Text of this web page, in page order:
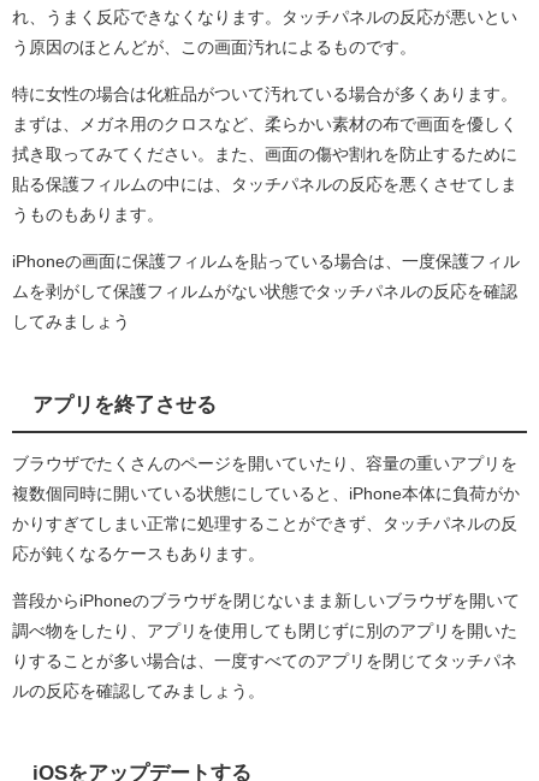
れ、うまく反応できなくなります。タッチパネルの反応が悪いとい
う原因のほとんどが、この画面汚れによるものです。
特に女性の場合は化粧品がついて汚れている場合が多くあります。
まずは、メガネ用のクロスなど、柔らかい素材の布で画面を優しく
拭き取ってみてください。また、画面の傷や割れを防止するために
貼る保護フィルムの中には、タッチパネルの反応を悪くさせてしま
うものもあります。
iPhoneの画面に保護フィルムを貼っている場合は、一度保護フィル
ムを剥がして保護フィルムがない状態でタッチパネルの反応を確認
してみましょう
アプリを終了させる
ブラウザでたくさんのページを開いていたり、容量の重いアプリを
複数個同時に開いている状態にしていると、iPhone本体に負荷がか
かりすぎてしまい正常に処理することができず、タッチパネルの反
応が鈍くなるケースもあります。
普段からiPhoneのブラウザを閉じないまま新しいブラウザを開いて
調べ物をしたり、アプリを使用しても閉じずに別のアプリを開いた
りすることが多い場合は、一度すべてのアプリを閉じてタッチパネ
ルの反応を確認してみましょう。
iOSをアップデートする